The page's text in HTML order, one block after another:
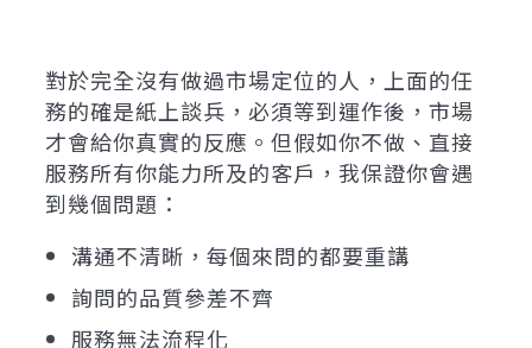
對於完全沒有做過市場定位的人，上面的任
務的確是紙上談兵，必須等到運作後，市場
才會給你真實的反應。但假如你不做、直接
服務所有你能力所及的客戶，我保證你會遇
到幾個問題：
溝通不清晰，每個來問的都要重講
詢問的品質參差不齊
服務無法流程化